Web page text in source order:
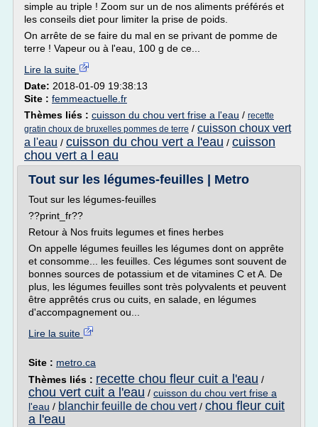
simple au triple ! Zoom sur un de nos aliments préférés et
les conseils diet pour limiter la prise de poids.
On arrête de se faire du mal en se privant de pomme de
terre ! Vapeur ou à l'eau, 100 g de ce...
Lire la suite
Date: 2018-01-09 19:38:13
Site : femmeactuelle.fr
Thèmes liés : cuisson du chou vert frise a l'eau / recette
gratin choux de bruxelles pommes de terre / cuisson choux vert
a l'eau / cuisson du chou vert a l'eau / cuisson
chou vert a l eau
Tout sur les légumes-feuilles | Metro
Tout sur les légumes-feuilles
??print_fr??
Retour à Nos fruits legumes et fines herbes
On appelle légumes feuilles les légumes dont on apprête
et consomme... les feuilles. Ces légumes sont souvent de
bonnes sources de potassium et de vitamines C et A. De
plus, les légumes feuilles sont très polyvalents et peuvent
être apprêtés crus ou cuits, en salade, en légumes
d'accompagnement ou...
Lire la suite
Site : metro.ca
Thèmes liés : recette chou fleur cuit a l'eau /
chou vert cuit a l'eau / cuisson du chou vert frise a
l'eau / blanchir feuille de chou vert/ chou fleur cuit
a l'eau